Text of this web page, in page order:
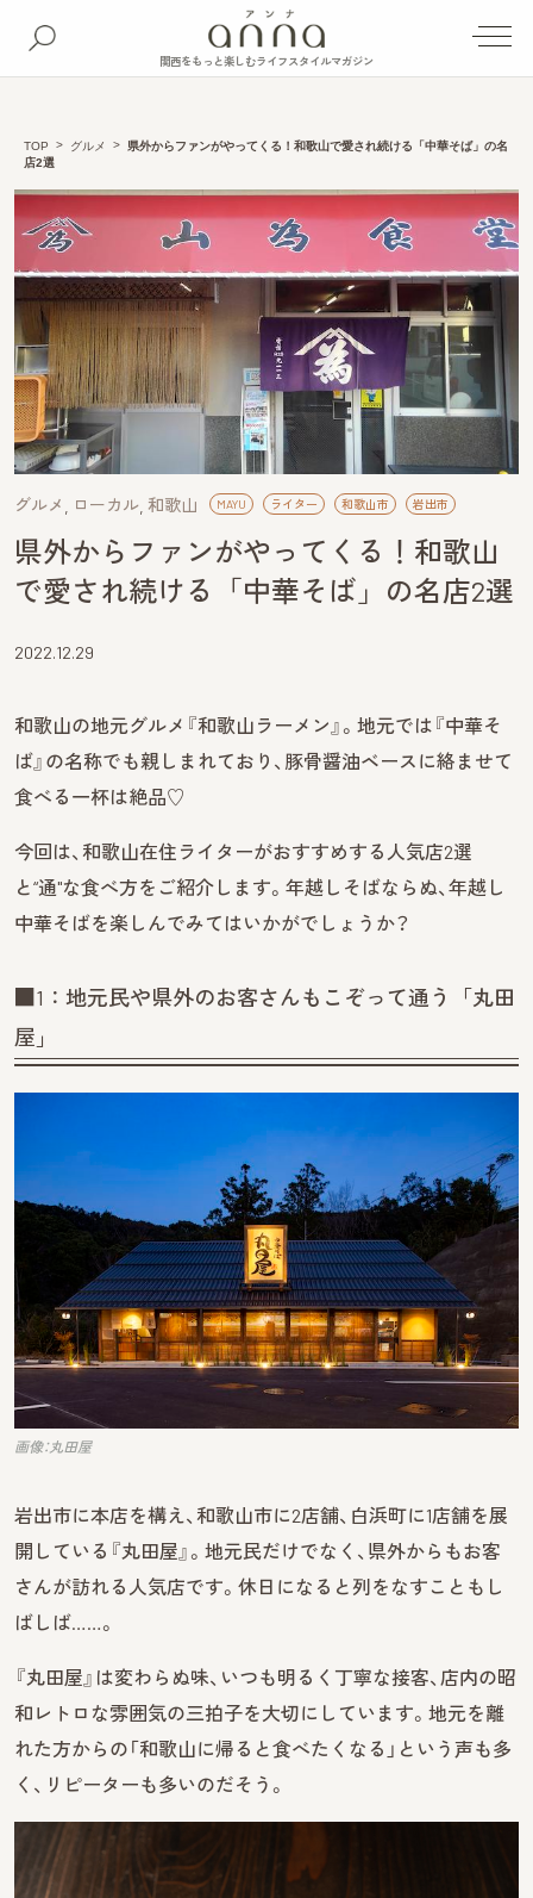
関西をもっと楽しむライフスタイルマガジン
TOP グルメ
県外からファンがやってくる！和歌山で愛され続ける「中華そば」の名
店2選
グルメ ローカル 和歌山 MAYU ライター 和歌山市 岩出市
県外からファンがやってくる！和歌山
で愛され続ける「中華そば」の名店2選
2022.12.29
和歌山の地元グルメ『和歌山ラーメン』。地元では『中華そ
ば』の名称でも親しまれており、豚骨醤油ベースに絡ませて
食べる一杯は絶品♡
今回は、和歌山在住ライターがおすすめする人気店2選
と“通"な食べ方をご紹介します。年越しそばならぬ、年越し
中華そばを楽しんでみてはいかがでしょうか？
■1：地元民や県外のお客さんもこぞって通う「丸田
屋」
画像：丸田屋
岩出市に本店を構え、和歌山市に2店舗、白浜町に1店舗を展
開している『丸田屋』。地元民だけでなく、県外からもお客
さんが訪れる人気店です。休日になると列をなすこともし
ばしば……。
『丸田屋』は変わらぬ味、いつも明るく丁寧な接客、店内の昭
和レトロな雰囲気の三拍子を大切にしています。地元を離
れた方からの「和歌山に帰ると食べたくなる」という声も多
く、リピーターも多いのだそう。